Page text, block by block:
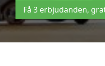
Få 3 erbjudanden,